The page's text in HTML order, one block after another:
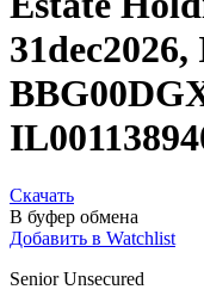
Скачать
В буфер обмена
Добавить в Watchlist
Senior Unsecured